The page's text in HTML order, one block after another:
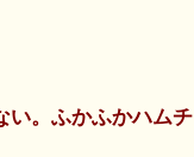
い。ふかふかハムチ